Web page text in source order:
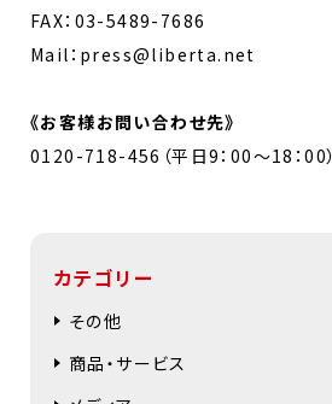
FAX：03-5489-7686
Mail：press@liberta.net
《お客様お問い合わせ先》
0120-718-456（平日9：00～18：00）
カテゴリー
その他
商品・サービス